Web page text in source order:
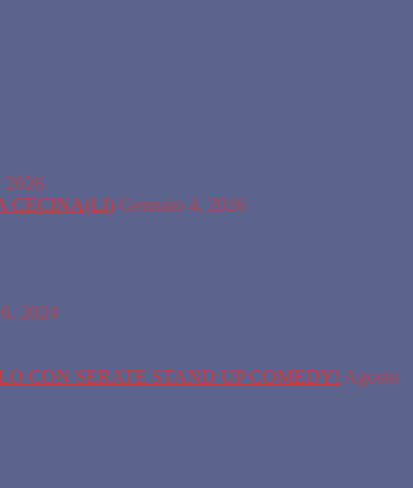
2026
CECINA(LI) Gennaio 4, 2026
2024
CON SERATE STAND UP COMEDY! Agosto